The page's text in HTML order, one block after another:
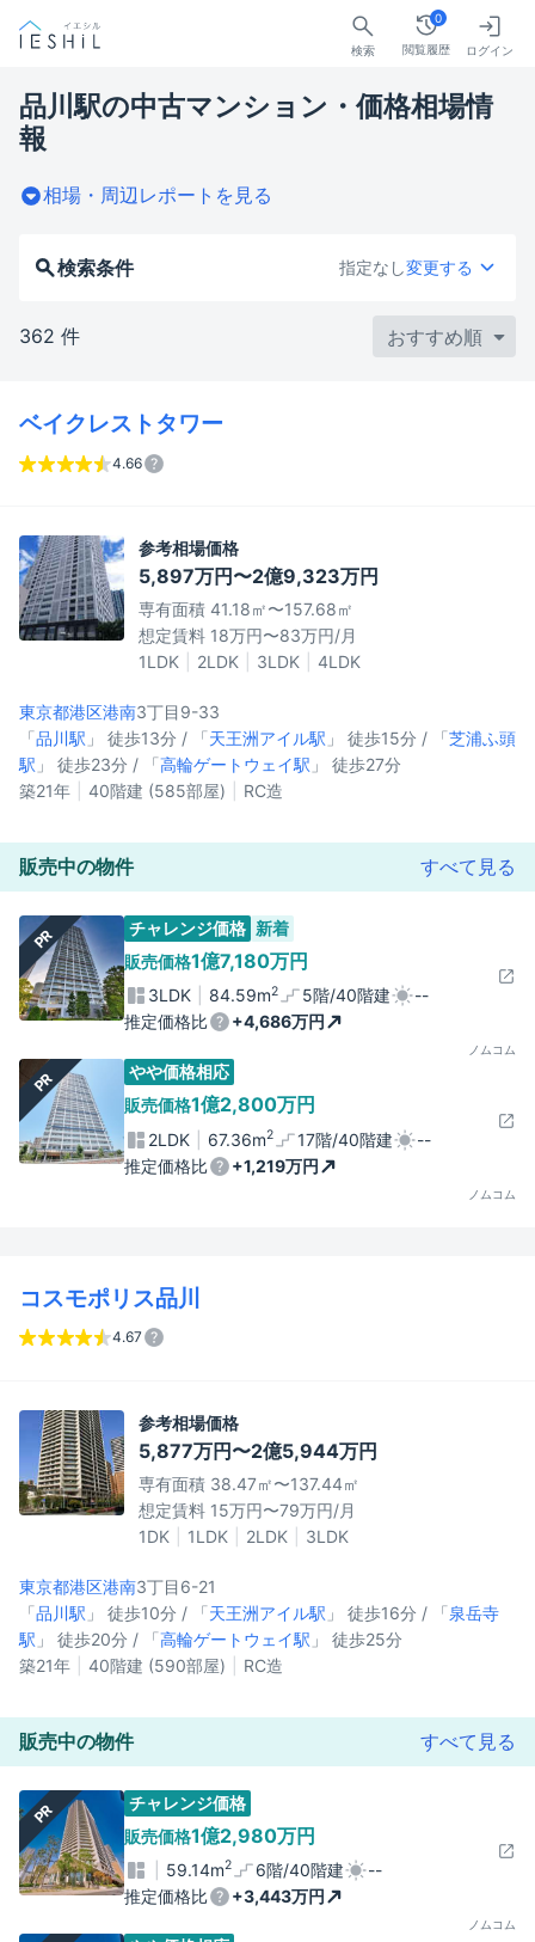
検索 閲覧履歴
0
ログイン
品川駅の中古マンション・価格相場情
報
相場・周辺レポートを見る
検索条件 指定なし変更する
362 件
ベイクレストタワー
4.66
参考相場価格
5,897万円〜2億9,323万円
専有面積 41.18㎡〜157.68㎡
想定賃料 18万円〜83万円/月
1LDK
2LDK 3LDK 4LDK
東京都港区港南3丁目9-33
「品川駅 」 徒歩13分 / 「天王洲アイル駅 」 徒歩15分 / 「芝浦ふ頭
駅 」 徒歩23分 / 「高輪ゲートウェイ駅 」 徒歩27分
築21年
40階建 (585部屋) RC造
販売中の物件 すべて見る
PR チャレンジ価格 新着
販売価格1億7,180万円
3LDK 84.59m2 5階/40階建
--
推定価格比
+4,686万円
ノムコム
PR
やや価格相応
販売価格1億2,800万円
2LDK 67.36m2 17階/40階建
--
推定価格比
+1,219万円
ノムコム
コスモポリス品川
4.67
参考相場価格
5,877万円〜2億5,944万円
専有面積 38.47㎡〜137.44㎡
想定賃料 15万円〜79万円/月
1DK
1LDK 2LDK 3LDK
東京都港区港南3丁目6-21
「品川駅 」 徒歩10分 / 「天王洲アイル駅 」 徒歩16分 / 「泉岳寺
駅 」 徒歩20分 / 「高輪ゲートウェイ駅 」 徒歩25分
築21年
40階建 (590部屋) RC造
販売中の物件 すべて見る
PR
チャレンジ価格
販売価格1億2,980万円
59.14m2 6階/40階建
--
推定価格比
+3,443万円
ノムコム